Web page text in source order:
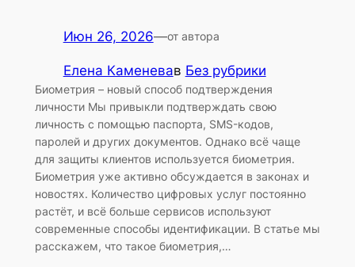
Июн 26, 2026—от автора
Елена Каменевав Без рубрики
Биометрия – новый способ подтверждения
личности Мы привыкли подтверждать свою
личность с помощью паспорта, SMS-кодов,
паролей и других документов. Однако всё чаще
для защиты клиентов используется биометрия.
Биометрия уже активно обсуждается в законах и
новостях. Количество цифровых услуг постоянно
растёт, и всё больше сервисов используют
современные способы идентификации. В статье мы
расскажем, что такое биометрия,…